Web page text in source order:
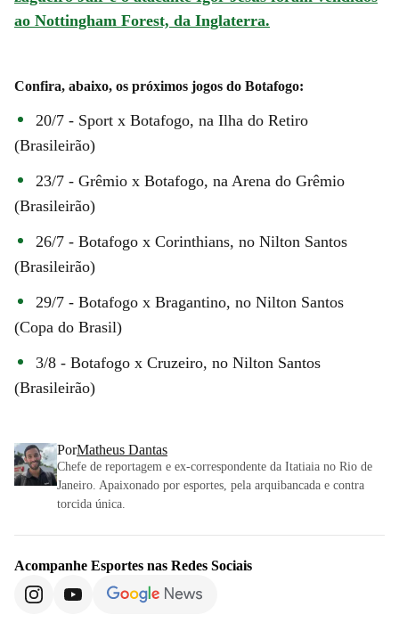
ao Nottingham Forest, da Inglaterra.
Confira, abaixo, os próximos jogos do Botafogo:
20/7 - Sport x Botafogo, na Ilha do Retiro
(Brasileirão)
23/7 - Grêmio x Botafogo, na Arena do Grêmio
(Brasileirão)
26/7 - Botafogo x Corinthians, no Nilton Santos
(Brasileirão)
29/7 - Botafogo x Bragantino, no Nilton Santos
(Copa do Brasil)
3/8 - Botafogo x Cruzeiro, no Nilton Santos
(Brasileirão)
PorMatheus Dantas
Chefe de reportagem e ex-correspondente da Itatiaia no Rio de
Janeiro. Apaixonado por esportes, pela arquibancada e contra
torcida única.
Acompanhe Esportes nas Redes Sociais